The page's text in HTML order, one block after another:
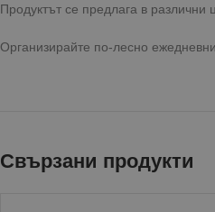
Продуктът се предлага в
Организирайте по-лесно
Свързани продукти